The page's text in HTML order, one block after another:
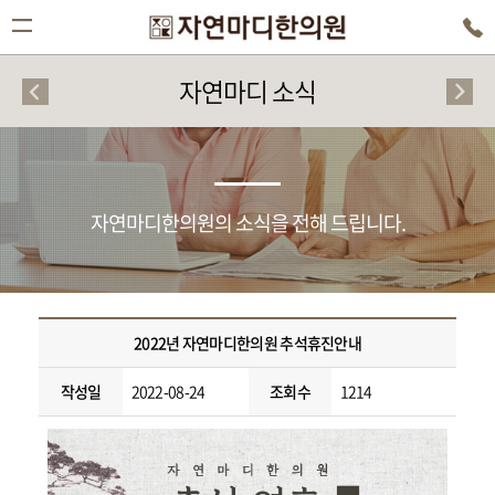
자연마디 소식
자연마디한의원의 소식을 전해 드립니다.
2022년 자연마디한의원 추석휴진안내
작성일 2022-08-24 조회수 1214